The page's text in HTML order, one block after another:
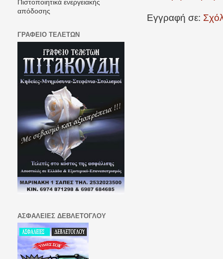
Εγγραφή σε:
Πιστοποιητικά ενεργειακής
απόδοσης
ΓΡΑΦΕΙΟ ΤΕΛΕΤΩΝ
ΑΣΦΑΛΕΙΕΣ ΔΕΒΛΕΤΟΓΛΟΥ